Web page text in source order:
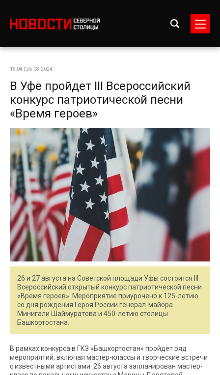
15:04 | 26-08-2024
В Уфе пройдет III Всероссийский
конкурс патриотической песни
«Время героев»
26 и 27 августа на Советской площади Уфы состоится III
Всероссийский открытый конкурс патриотической песни
«Время героев». Мероприятие приурочено к 125-летию
со дня рождения Героя России генерал-майора
Минигали Шаймуратова и 450-летию столицы
Башкортостана.
В рамках конкурса в ГКЗ «Башкортостан» пройдет ряд
мероприятий, включая мастер-классы и творческие встречи
с известными артистами. 26 августа запланирован мастер-